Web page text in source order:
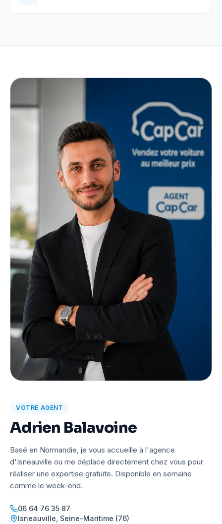
VOTRE AGENT
Adrien Balavoine
Basé en Normandie, je vous accueille à l'agence
d'Isneauville ou me déplace directement chez vous pour
réaliser une expertise gratuite. Disponible en semaine
comme le week-end.
06 64 76 35 87
Isneauville Seine-Maritime (76)